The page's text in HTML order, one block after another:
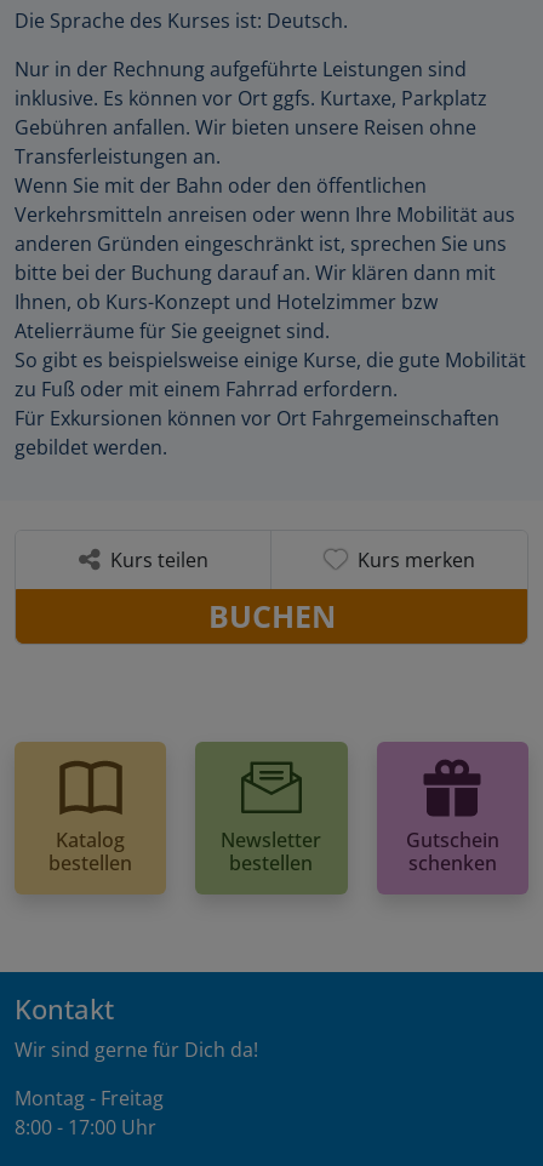
Die Sprache des Kurses ist: Deutsch.
Nur in der Rechnung aufgeführte Leistungen sind
inklusive. Es können vor Ort ggfs. Kurtaxe, Parkplatz
Gebühren anfallen. Wir bieten unsere Reisen ohne
Transferleistungen an.
Wenn Sie mit der Bahn oder den öffentlichen
Verkehrsmitteln anreisen oder wenn Ihre Mobilität aus
anderen Gründen eingeschränkt ist, sprechen Sie uns
bitte bei der Buchung darauf an. Wir klären dann mit
Ihnen, ob Kurs-Konzept und Hotelzimmer bzw
Atelierräume für Sie geeignet sind.
So gibt es beispielsweise einige Kurse, die gute Mobilität
zu Fuß oder mit einem Fahrrad erfordern.
Für Exkursionen können vor Ort Fahrgemeinschaften
gebildet werden.
Kurs teilen Kurs merken
BUCHEN
Katalog
bestellen
Newsletter
bestellen
Gutschein
schenken
Kontakt
Wir sind gerne für Dich da!
Montag - Freitag
8:00 - 17:00 Uhr